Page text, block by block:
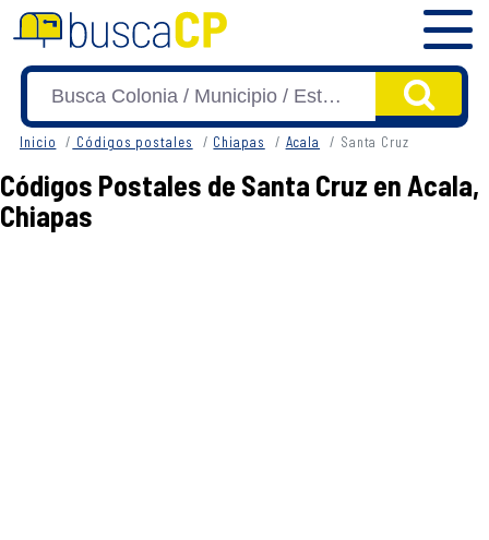
Inicio Códigos postales Chiapas Acala Santa Cruz
Códigos Postales de Santa Cruz en Acala,
Chiapas